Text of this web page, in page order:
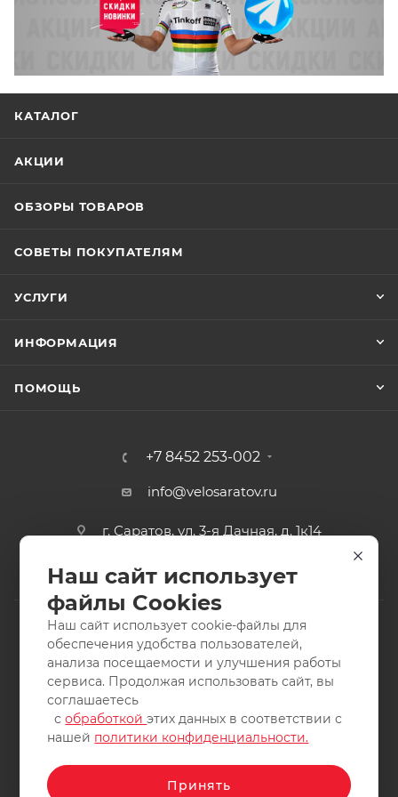
КАТАЛОГ
АКЦИИ
ОБЗОРЫ ТОВАРОВ
СОВЕТЫ ПОКУПАТЕЛЯМ
УСЛУГИ
ИНФОРМАЦИЯ
ПОМОЩЬ
+7 8452 253-002
info@velosaratov.ru
г. Саратов, ул. 3-я Дачная, д. 1к14
2011-2026 © интернет-магазин спортивных товаров
ВелоСаратов. Не является публичной офертой. Все права
защищены. Заимствование материалов и фотографий
запрещено.
Наш сайт использует
файлы Cookies
Наш сайт использует cookie-файлы для
обеспечения удобства пользователей,
анализа посещаемости и улучшения работы
сервиса. Продолжая использовать сайт, вы
соглашаетесь
собработкойэтих данных в соответствии с
нашей политики конфиденциальности.
Принять